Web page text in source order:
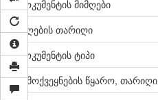
დოკუმენტის მიმღები
მიღების თარიღი
დოკუმენტის ტიპი
გამოქვეყნების წყარო, თარიღი